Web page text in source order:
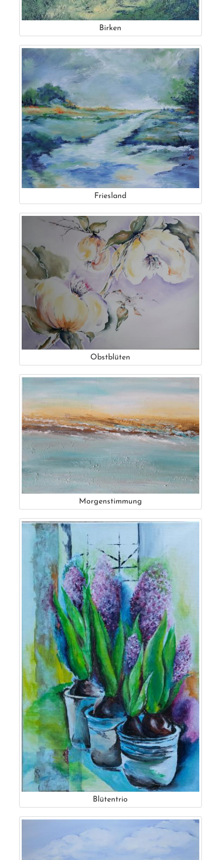
Birken
Friesland
Obstblüten
Morgenstimmung
Blütentrio